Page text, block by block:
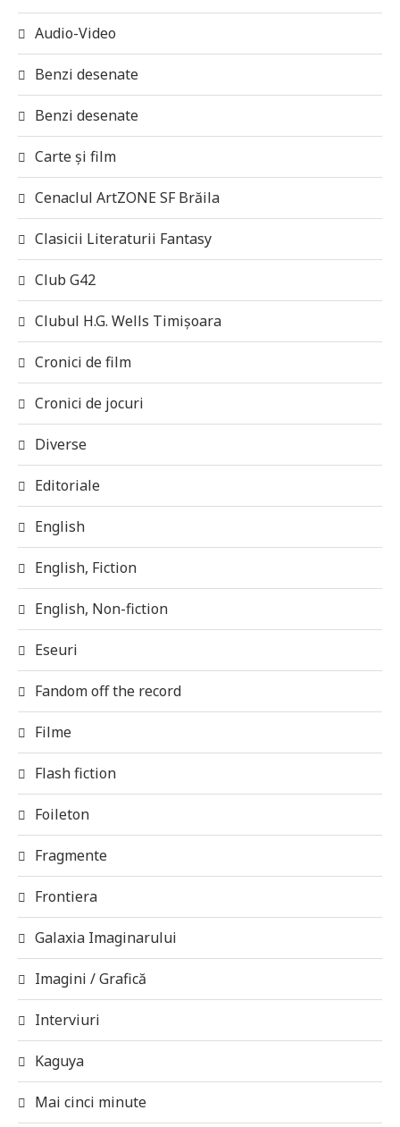
Audio-Video
Benzi desenate
Benzi desenate
Carte și film
Cenaclul ArtZONE SF Brăila
Clasicii Literaturii Fantasy
Club G42
Clubul H.G. Wells Timișoara
Cronici de film
Cronici de jocuri
Diverse
Editoriale
English
English, Fiction
English, Non-fiction
Eseuri
Fandom off the record
Filme
Flash fiction
Foileton
Fragmente
Frontiera
Galaxia Imaginarului
Imagini / Grafică
Interviuri
Kaguya
Mai cinci minute